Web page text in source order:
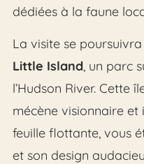
dédiées à la faune
La visite se
Little Island, un parc
l’Hudson River. Cette
mécène visionnaire et
feuille flottante, vous
et son design